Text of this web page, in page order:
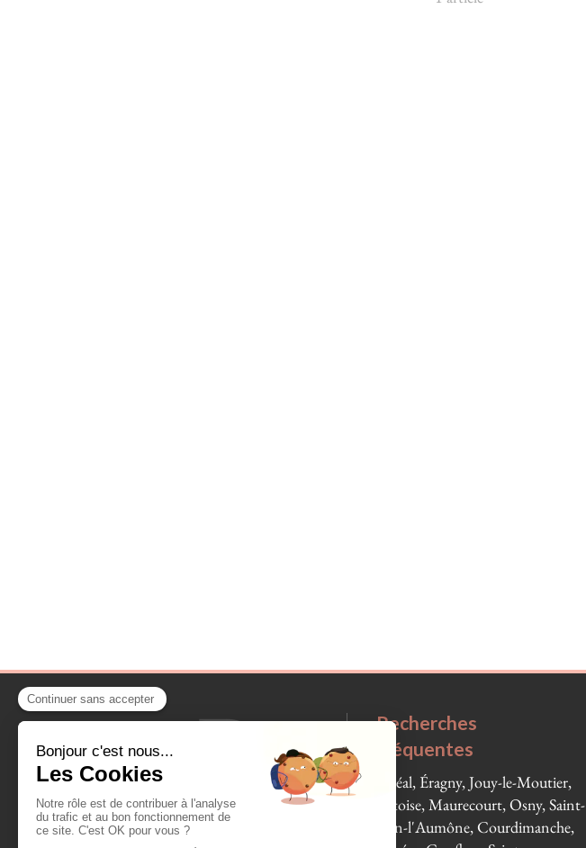
Recherches
fréquentes
Vauréal, Éragny, Jouy-le-Moutier,
Pontoise, Maurecourt, Osny, Saint-
Ouen-l'Aumône, Courdimanche,